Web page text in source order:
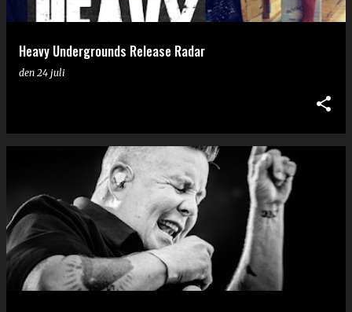
Heavy Undergrounds Release Radar
den 24 juli